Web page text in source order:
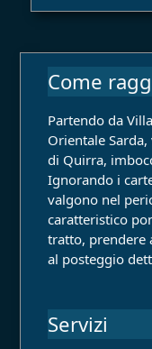
Come
Partendo da
Orientale
di Quirra,
Ignorando i
valgono nel
caratteristico
tratto, prendere
al posteggio
Servizi